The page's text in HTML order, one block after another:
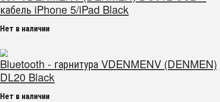
кабель iPhone 5/iPad Black
Нет в наличии
Bluetooth - гарнитура VDENMENV (DENMEN)
DL20 Black
Нет в наличии